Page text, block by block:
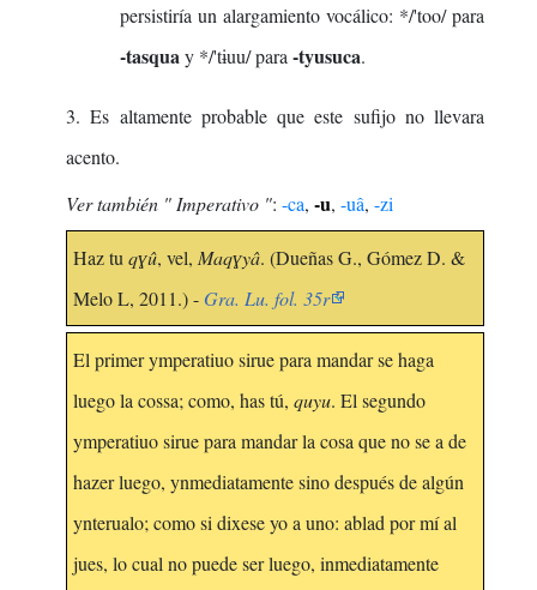
persistiría un alargamiento vocálico: */'too/ para
-tasqua y */'tɨuu/ para -tyusuca.
3. Es altamente probable que este sufijo no llevara
acento.
Ver también " Imperativo ": -ca, -u, -uâ, -zi
Haz tu qɣû, vel, Maqɣyâ. (Dueñas G., Gómez D. &
Melo L, 2011.) -Gra. Lu. fol. 35r
El primer ymperatiuo sirue para mandar se haga
luego la cossa; como, has tú, quyu. El segundo
ymperatiuo sirue para mandar la cosa que no se a de
hazer luego, ynmediatamente sino después de algún
ynterualo; como si dixese yo a uno: ablad por mí al
jues, lo cual no puede ser luego, inmediatamente